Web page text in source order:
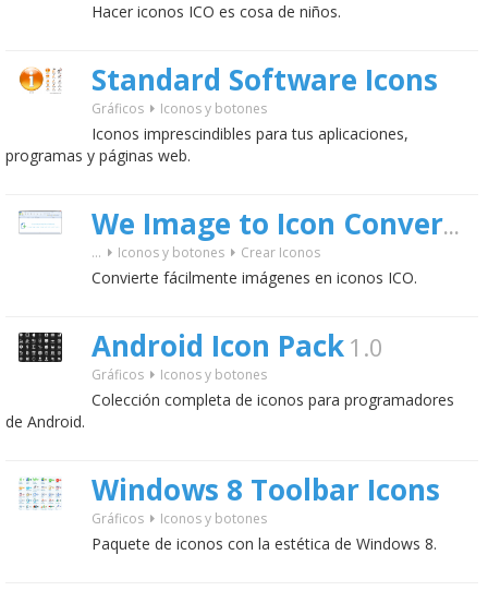
Hacer iconos ICO es cosa de niños.
Standard Software Icons
Gráficos Iconos y botones
Iconos imprescindibles para tus aplicaciones,
programas y páginas web.
We Image to Icon Converter
... Iconos y botones Crear Iconos
Convierte fácilmente imágenes en iconos ICO.
Android Icon Pack 1.0
Gráficos Iconos y botones
Colección completa de iconos para programadores
de Android.
Windows 8 Toolbar Icons
Gráficos Iconos y botones
Paquete de iconos con la estética de Windows 8.